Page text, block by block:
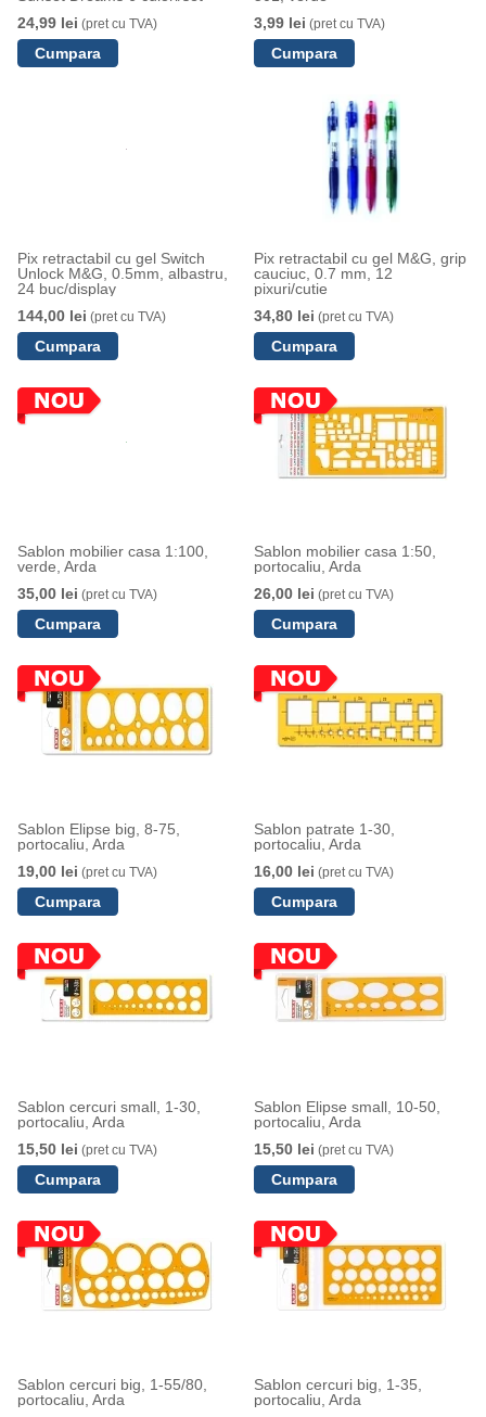
24,99 lei (pret cu TVA)
3,99 lei (pret cu TVA)
Pix retractabil cu gel Switch
Unlock M&G, 0.5mm, albastru,
24 buc/display
144,00 lei (pret cu TVA)
Pix retractabil cu gel M&G, grip
cauciuc, 0.7 mm, 12
pixuri/cutie
34,80 lei (pret cu TVA)
Sablon mobilier casa 1:100,
verde, Arda
35,00 lei (pret cu TVA)
Sablon mobilier casa 1:50,
portocaliu, Arda
26,00 lei (pret cu TVA)
Sablon Elipse big, 8-75,
portocaliu, Arda
19,00 lei (pret cu TVA)
Sablon patrate 1-30,
portocaliu, Arda
16,00 lei (pret cu TVA)
Sablon cercuri small, 1-30,
portocaliu, Arda
15,50 lei (pret cu TVA)
Sablon Elipse small, 10-50,
portocaliu, Arda
15,50 lei (pret cu TVA)
Sablon cercuri big, 1-55/80,
portocaliu, Arda
Sablon cercuri big, 1-35,
portocaliu, Arda